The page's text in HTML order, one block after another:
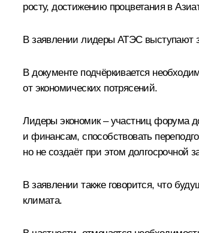
росту, достижению процветания в
В заявлении лидеры АТЭС выступают
В документе подчёркивается
от экономических потрясений.
Лидеры экономик – участниц форума
и финансам, способствовать
но не создаёт при этом долгосрочной
В заявлении также говорится, что
климата.